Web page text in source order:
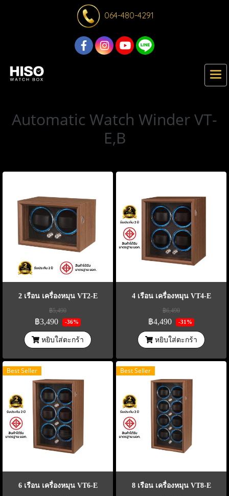
064-480-4291
Automatic Watch Winder VT-
E,B
2 เรือน เครื่องหมุน VT2-E
฿5,490
฿3,490 -36%
หยิบใส่ตะกร้า
4 เรือน เครื่องหมุน VT4-E
฿6,490
฿4,490 -31%
หยิบใส่ตะกร้า
Best Seller
6 เรือน เครื่องหมุน VT6-E
Best Seller
8 เรือน เครื่องหมุน VT8-E